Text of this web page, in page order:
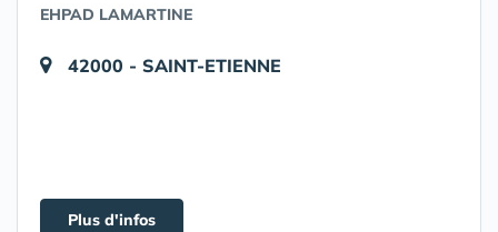
EHPAD LAMARTINE
42000 - SAINT-ETIENNE
Plus d'infos